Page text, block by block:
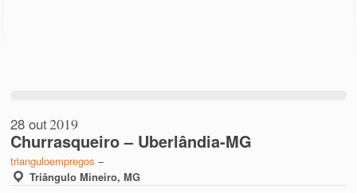
28 out2019
Churrasqueiro – Uberlândia-MG
trianguloempregos –
Triângulo Mineiro, MG